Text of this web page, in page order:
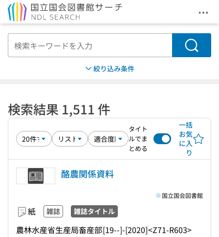
メ
検索
絞り込み条件
検索結果 1,511 件
タイト
ルでま
とめる
一括
お気
に入
り
酪農関係資料
紙 雑誌 雑誌タイトル
農林水産省生産局畜産部[19--]-[2020]<Z71-R603>
国立国会図書館